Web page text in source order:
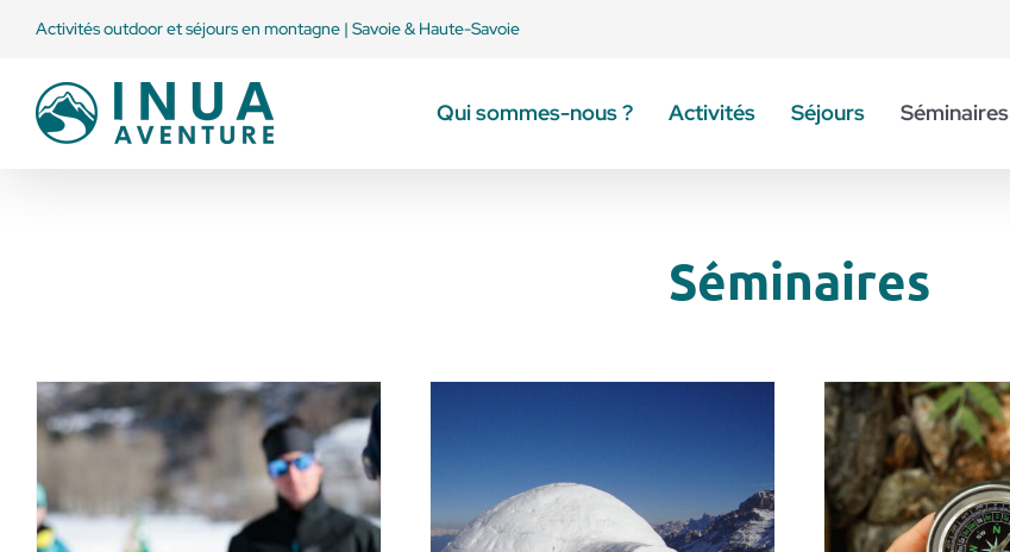
contenu
Activités outdoor et séjours en montagne | Savoie & Haute-Savoie
Qui sommes-nous ? Activités Séjours Séminaires
Séminaires